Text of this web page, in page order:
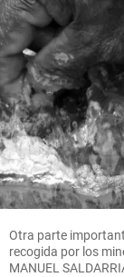
Otra parte
recogida por los
MANUEL